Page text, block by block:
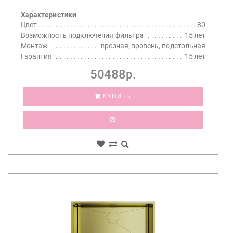
Характеристики
Цвет
80
Возможность подключения фильтра
15 лет
Монтаж
врезная, вровень, подстольная
Гарантия
15 лет
50488р.
КУПИТЬ